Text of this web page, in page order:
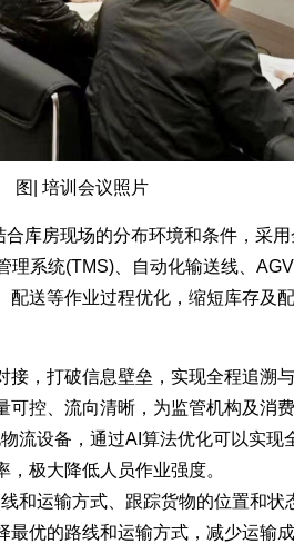
图| 培训会议照片
库房现场的分布环境和条件，采
理系统(TMS)、自动化输送线、
送等作业过程优化，缩短库存及
，打破信息壁垒，实现全程追溯
控、流向清晰，为监管机构及消
流设备，通过AI算法优化可以实现
极大降低人员作业强度。
和运输方式、跟踪货物的位置和状
优的路线和运输方式，减少运输成